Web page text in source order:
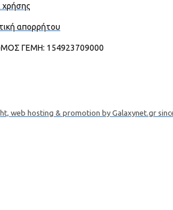
χρήσης
απορρήτου
ΓΕΜΗ: 154923709000
web hosting & promotion by Galaxynet.gr